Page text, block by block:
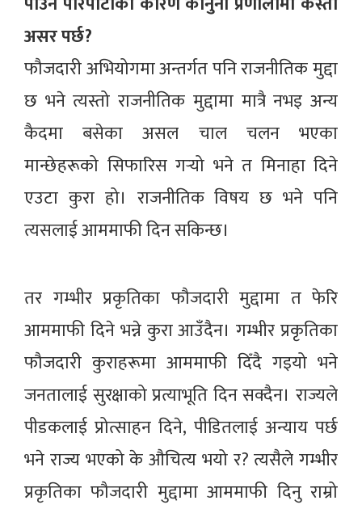
असर पर्छ?
फौजदारी अभियोगमा अन्तर्गत पनि राजनीतिक मुद्दा
छ भने त्यस्तो राजनीतिक मुद्दामा मात्रै नभइ अन्य
कैदमा बसेका असल चाल चलन भएका
मान्छेहरूको सिफारिस गर्‍यो भने त मिनाहा दिने
एउटा कुरा हो। राजनीतिक विषय छ भने पनि
त्यसलाई आममाफी दिन सकिन्छ।
तर गम्भीर प्रकृतिका फौजदारी मुद्दामा त फेरि
आममाफी दिने भन्ने कुरा आउँदैन। गम्भीर प्रकृतिका
फौजदारी कुराहरूमा आममाफी दिँदै गइयो भने
जनतालाई सुरक्षाको प्रत्याभूति दिन सक्दैन। राज्यले
पीडकलाई प्रोत्साहन दिने, पीडितलाई अन्याय पर्छ
भने राज्य भएको के औचित्य भयो र? त्यसैले गम्भीर
प्रकृतिका फौजदारी मुद्दामा आममाफी दिनु राम्रो